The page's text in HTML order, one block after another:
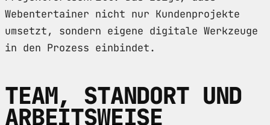
Webentertainer nicht nur Kundenprojekte
umsetzt, sondern eigene digitale Werkzeuge
in den Prozess einbindet.
TEAM, STANDORT UND
ARBEITSWEISE